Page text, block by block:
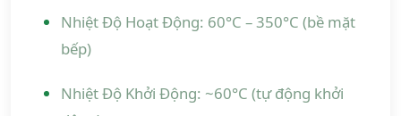
Nhiệt Độ Hoạt Động: 60°C – 350°C (bề mặt
bếp)
Nhiệt Độ Khởi Động: ~60°C (tự động khởi